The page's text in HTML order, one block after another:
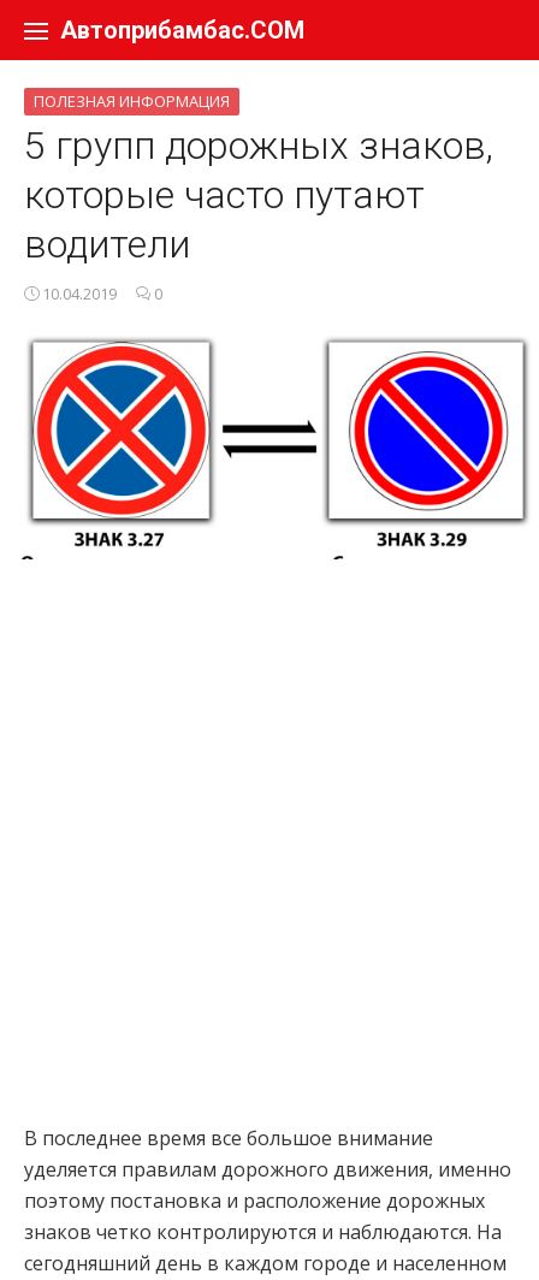
Автоприбамбас.COM
ПОЛЕЗНАЯ ИНФОРМАЦИЯ
5 групп дорожных знаков,
которые часто путают
водители
10.04.2019 0
В последнее время все большое внимание
уделяется правилам дорожного движения, именно
поэтому постановка и расположение дорожных
знаков четко контролируются и наблюдаются. На
сегодняшний день в каждом городе и населенном